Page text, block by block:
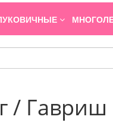
/ Гавриш